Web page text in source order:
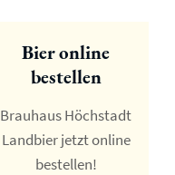
Bier online
bestellen
Brauhaus Höchstadt
Landbier jetzt online
bestellen!